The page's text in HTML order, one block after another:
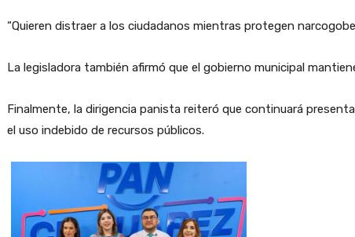
“Quieren distraer a los ciudadanos mientras protegen
La legisladora también afirmó que el gobierno municipal
Finalmente, la dirigencia panista reiteró que continuará
el uso indebido de recursos públicos.